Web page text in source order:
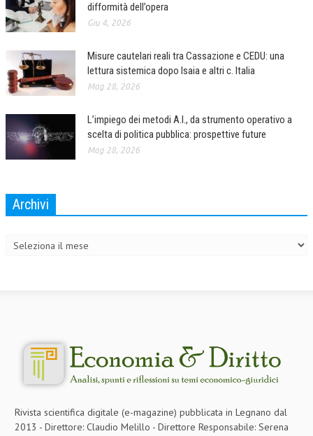
EUROPEA
CIVILE
TRIBUTARIA
PENALE
NEWS
CORSI ENTI TERZI
BOLLETTINO FINANZIAMENTI
MANUALI E MONOGRAFIE
INVITI E PROMOZIONI
difformità dell’opera
Giu 4, 2026
Misure cautelari reali tra Cassazione e CEDU: una
lettura sistemica dopo Isaia e altri c. Italia
Mag 28, 2026
L’impiego dei metodi A.I., da strumento operativo a
scelta di politica pubblica: prospettive future
Mag 28, 2026
Archivi
Rivista scientifica digitale (e-magazine) pubblicata in Legnano dal
2013 - Direttore: Claudio Melillo - Direttore Responsabile: Serena